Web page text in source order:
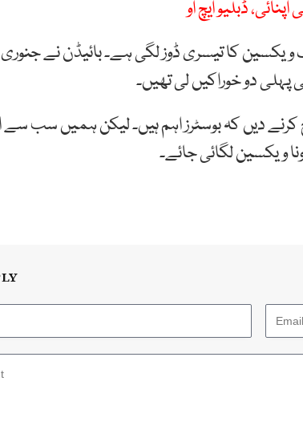
ڈبلیو ایچ او
ویکسین کا تیسری ڈوز لگی ہے۔ بائیڈن نے
دیں کہ بوسٹرز اہم ہیں۔ لیکن ہمیں سب سے
ویکسین لگائی جائے۔